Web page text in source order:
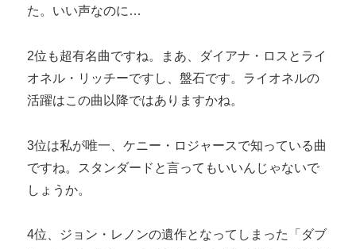
た。いい声なのに…
2位も超有名曲ですね。まあ、ダイアナ・ロスとライ
オネル・リッチーですし、盤石です。ライオネルの
活躍はこの曲以降ではありますかね。
3位は私が唯一、ケニー・ロジャースで知っている曲
ですね。スタンダードと言ってもいいんじゃないで
しょうか。
4位、ジョン・レノンの遺作となってしまった「ダブ